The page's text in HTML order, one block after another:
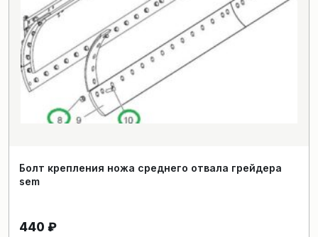
Болт крепления ножа среднего отвала грейдера
sem
440 ₽